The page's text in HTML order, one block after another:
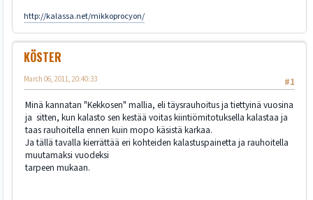
http://kalassa.net/mikkoprocyon/
KÖSTER
#1
March 06, 2011, 20:40:33
Minä kannatan "Kekkosen" mallia, eli täysrauhoitus ja tiettyinä vuosina
ja sitten, kun kalasto sen kestää voitas kiintiömitotuksella kalastaa ja
taas rauhoitella ennen kuin mopo käsistä karkaa.
Ja tällä tavalla kierrättää eri kohteiden kalastuspainetta ja rauhoitella
muutamaksi vuodeksi
tarpeen mukaan.